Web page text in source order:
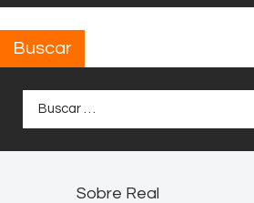
Buscar
Sobre Real